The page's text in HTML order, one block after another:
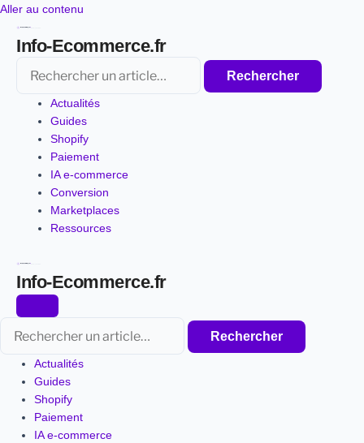
Aller au contenu
contenu
Info-Ecommerce.fr
Rechercher
Actualités
Guides
Shopify
Paiement
IA e-commerce
Conversion
Marketplaces
Ressources
Info-Ecommerce.fr
Rechercher
Actualités
Guides
Shopify
Paiement
IA e-commerce